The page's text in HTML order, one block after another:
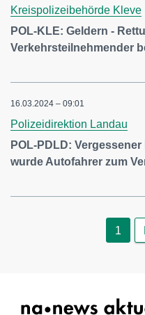
Kreispolizeibehörde Kleve
POL-KLE: Geldern -
Verkehrsteilnehmender
16.03.2024 – 09:01
Polizeidirektion Landau
POL-PDLD:
wurde Autofahrer zum
1